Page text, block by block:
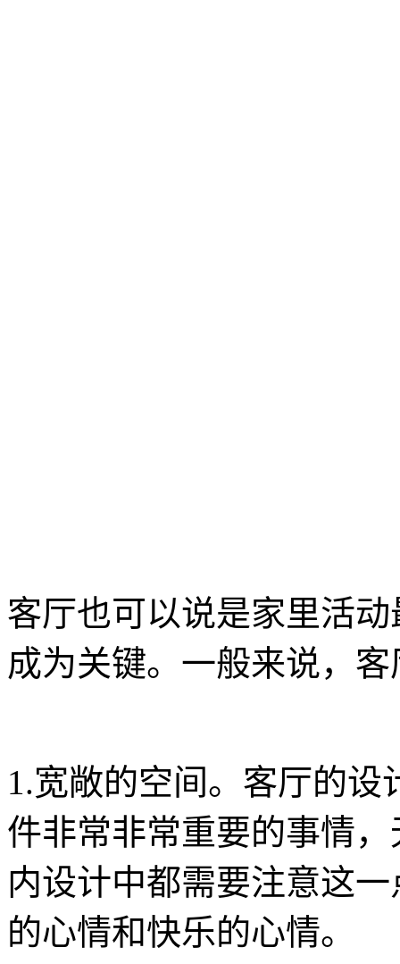
客厅也可以说是家里活
成为关键。一般来说，
1.宽敞的空间。客厅的
件非常非常重要的事情
内设计中都需要注意这
的心情和快乐的心情。